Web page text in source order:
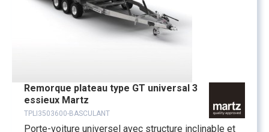
Remorque plateau type GT universal 3
essieux Martz
TPLI3503600-BASCULANT
Porte-voiture universel avec structure inclinable et